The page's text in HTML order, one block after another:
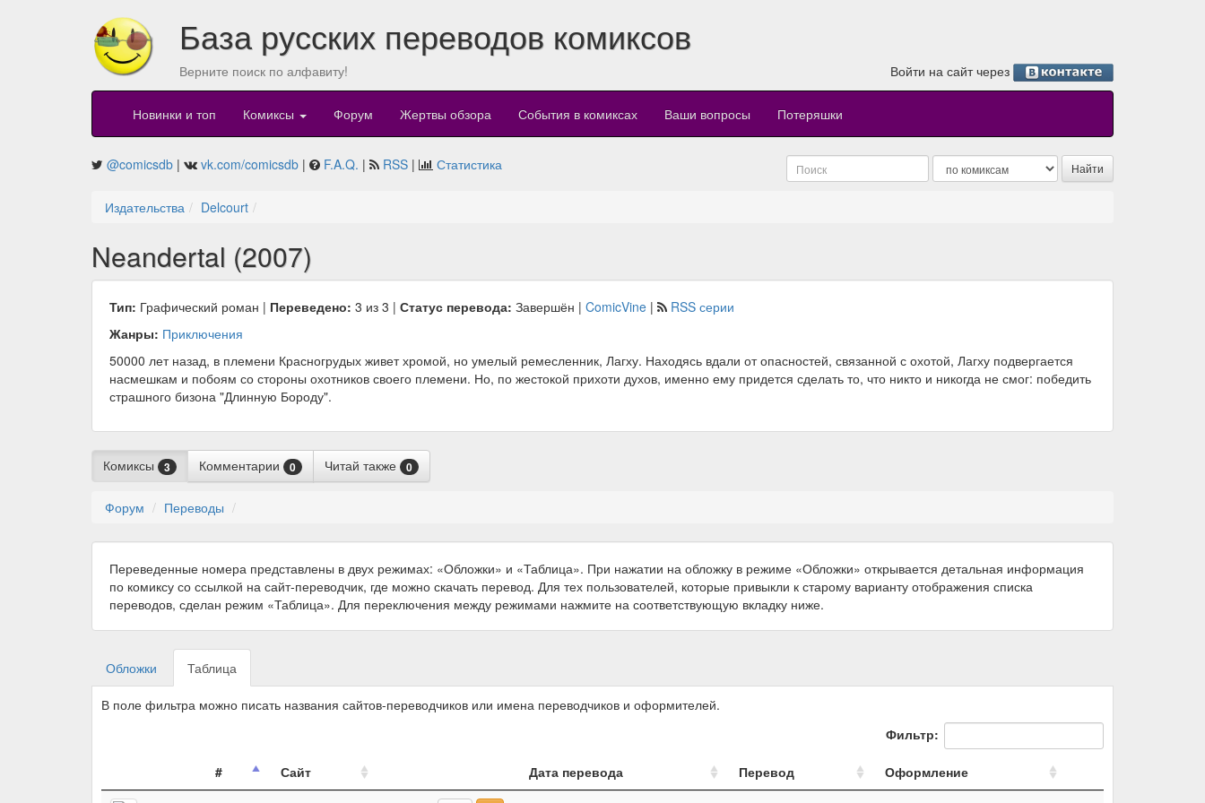
База русских переводов комиксов
Верните поиск по алфавиту! Войти на сайт через
Новинки и топ Комиксы Форум Жертвы обзора События в комиксах Ваши вопросы Потеряшки
@comicsdb | vk.com/comicsdb | F.A.Q. | RSS | Статистика
Издательства Delcourt
Neandertal (2007)
Тип: Графический роман | Переведено: 3 из 3 | Статус перевода: Завершён | ComicVine |
RSS серии
Жанры: Приключения
50000 лет назад, в племени Красногрудых живет хромой, но умелый ремесленник, Лагху. Находясь вдали от опасностей, связанной с охотой, Лагху подвергается
насмешкам и побоям со стороны охотников своего племени. Но, по жестокой прихоти духов, именно ему придется сделать то, что никто и никогда не смог: победить
страшного бизона "Длинную Бороду".
Комиксы 3 Комментарии 0 Читай также 0
Форум Переводы
Переведенные номера представлены в двух режимах: «Обложки» и «Таблица». При нажатии на обложку в режиме «Обложки» открывается детальная информация
по комиксу со ссылкой на сайт-переводчик, где можно скачать перевод. Для тех пользователей, которые привыкли к старому варианту отображения списка
переводов, сделан режим «Таблица». Для переключения между режимами нажмите на соответствующую вкладку ниже.
Обложки Таблица
В поле фильтра можно писать названия сайтов-переводчиков или имена переводчиков и оформителей.
Фильтр:
# Сайт Дата перевода Перевод
Оформление